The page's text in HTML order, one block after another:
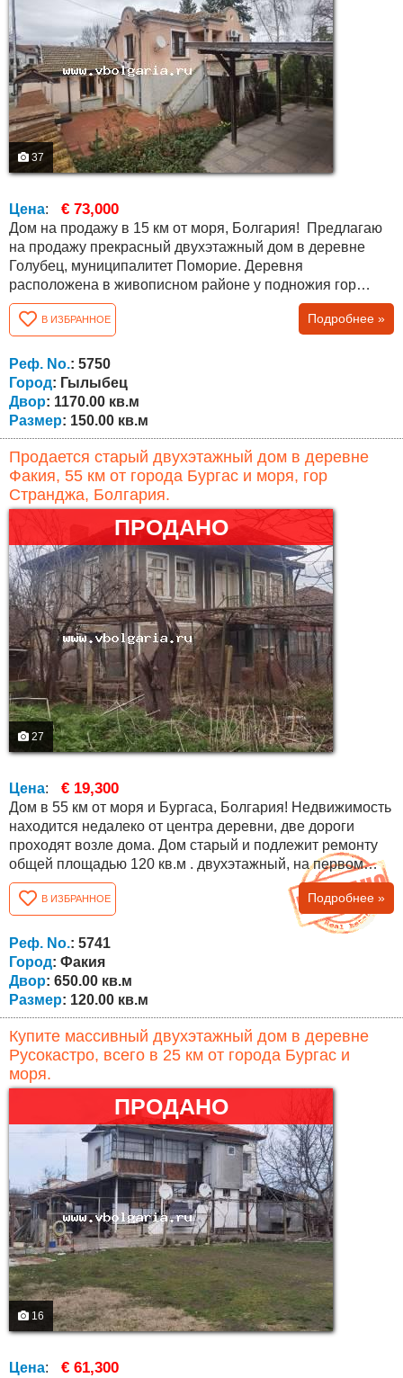
37
Цена: € 73,000
Дом на продажу в 15 км от моря, Болгария! Предлагаю
на продажу прекрасный двухэтажный дом в деревне
Голубец, муниципалитет Поморие. Деревня
расположена в живописном районе у подножия гор
Стара планина, всего в 15 км от курорта Солнечный
берег и в 38 км от гр. Бургас. Недвижимость имеет
общую площадь 150 кв.м. и состоит из: первого этажа ,
где есть большая комната (тип таверны) с камином,
большой салон, ванная комната с туалетом,...
В ИЗБРАННОЕ Подробнее »
Реф. No.: 5750
Город: Гылыбец
Двор: 1170.00 кв.м
Размер: 150.00 кв.м
Продается старый двухэтажный дом в деревне
Факия, 55 км от города Бургас и моря, гор
Странджа, Болгария.
ПРОДАНО
27
Цена: € 19,300
Дом в 55 км от моря и Бургаса, Болгария! Недвижимость
находится недалеко от центра деревни, две дороги
проходят возле дома. Дом старый и подлежит ремонту
общей площадью 120 кв.м . двухэтажный, на первом
этаже есть прихожая, две комнаты и кладовая, а на
втором - четыре комнаты и ванная комната с туалетом.
Двор 650 кв.м. с возможностью покупки еще 250 кв.м.!
Деревня расположена в горах Странджа (одно из самых
популярных мест для...
В ИЗБРАННОЕ Подробнее »
Реф. No.: 5741
Город: Факия
Двор: 650.00 кв.м
Размер: 120.00 кв.м
Купите массивный двухэтажный дом в деревне
Русокастро, всего в 25 км от города Бургас и
моря.
ПРОДАНО
16
Цена: € 61,300